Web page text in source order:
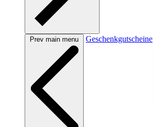
Prev main menu Geschenkgutscheine